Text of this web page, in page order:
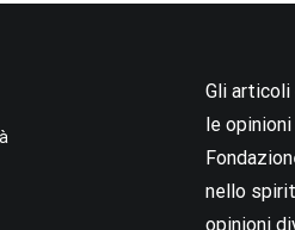
Gli
le
nello
opinioni